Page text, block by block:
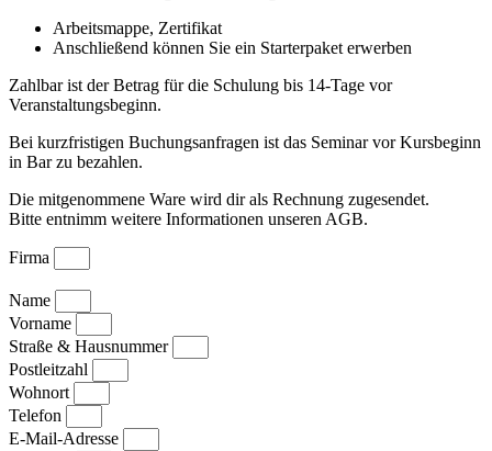
Arbeitsmappe, Zertifikat
Anschließend können Sie ein Starterpaket erwerben
Zahlbar ist der Betrag für die Schulung bis 14-Tage vor
Veranstaltungsbeginn.
Bei kurzfristigen Buchungsanfragen ist das Seminar vor Kursbeginn
in Bar zu bezahlen.
Die mitgenommene Ware wird dir als Rechnung zugesendet.
Bitte entnimm weitere Informationen unseren AGB.
Firma
Name
Vorname
Straße & Hausnummer
Postleitzahl
Wohnort
Telefon
E-Mail-Adresse